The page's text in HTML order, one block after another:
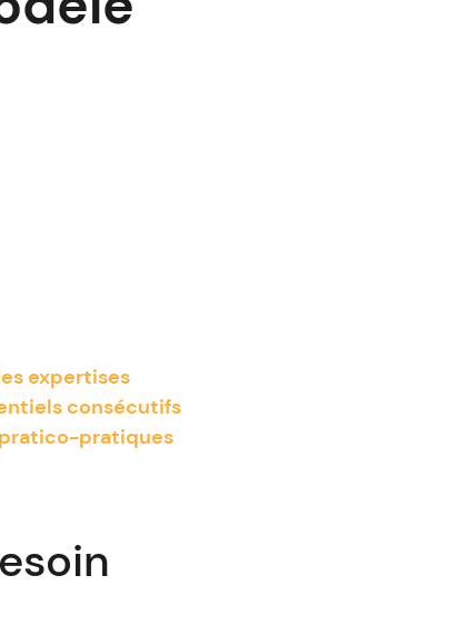
expertises
consécutifs
pratico-pratiques